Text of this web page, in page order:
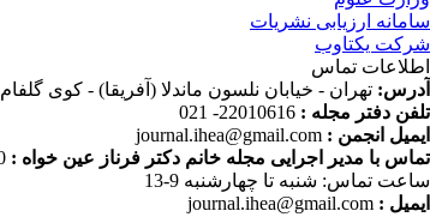
سامانه ارزیابی نشریات
شرکت یکتاوب
اطلاعات تماس
آدرس: تهران - خیابان نلسون ماندلا (آفریقا) - کوی گلفام - پلاک ۷۰ - موسسه پژوهش و برنامه
تلفن دفتر مجله : 22010616- 021
ایمیل انجمن : journal.ihea@gmail.com
تماس با مدیر اجرایی مجله خانم دکتر فرناز عین خواه :
ساعت تماس: شنبه تا چهارشنبه 9-13
ایمیل : journal.ihea@gmail.com